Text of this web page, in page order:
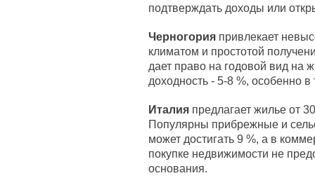
подтверждать доходы или
Черногория привлекает
климатом и простотой
дает право на годовой вид на
доходность - 5-8 %, особенно в
Италия предлагает жилье от
Популярны прибрежные и
может достигать 9 %, а в
покупке недвижимости не
основания.